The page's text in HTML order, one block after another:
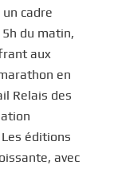
cadre
du matin,
aux
en
Relais des
éditions
avec